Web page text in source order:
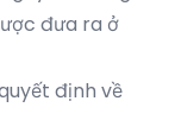
đưa ra ở
định về